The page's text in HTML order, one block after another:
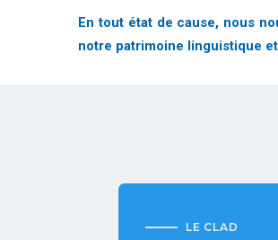
En tout état de cause, nous
notre patrimoine linguistique
LE CLAD